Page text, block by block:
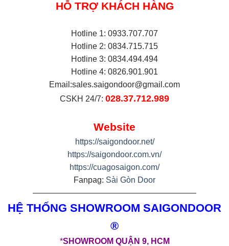
HỖ TRỢ KHÁCH HÀNG
Hotline 1: 0933.707.707
Hotline 2: 0834.715.715
Hotline 3: 0834.494.494
Hotline 4: 0826.901.901
Email:sales.saigondoor@gmail.com
CSKH 24/7: 028.37.712.989
Website
https://saigondoor.net/
https://saigondoor.com.vn/
https://cuagosaigon.com/
Fanpag: Sài Gòn Door
————————————————————
HỆ THỐNG SHOWROOM SAIGONDOOR
®
*SHOWROOM QUẬN 9, HCM